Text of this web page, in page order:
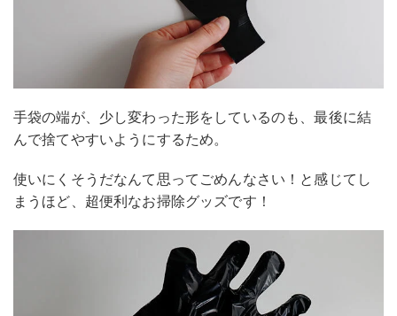
手袋の端が、少し変わった形をしているのも、最後に結
んで捨てやすいようにするため。
使いにくそうだなんて思ってごめんなさい！と感じてし
まうほど、超便利なお掃除グッズです！